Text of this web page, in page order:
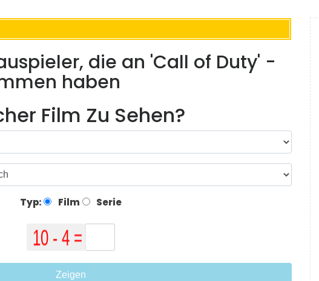
die an 'Call of Duty' -
haben
Film Zu Sehen?
Typ: Film Serie
Zeigen